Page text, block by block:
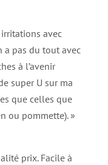
avec
a pas du tout avec
à l’avenir
super U sur ma
que celles que
ou pommette). »
prix. Facile à